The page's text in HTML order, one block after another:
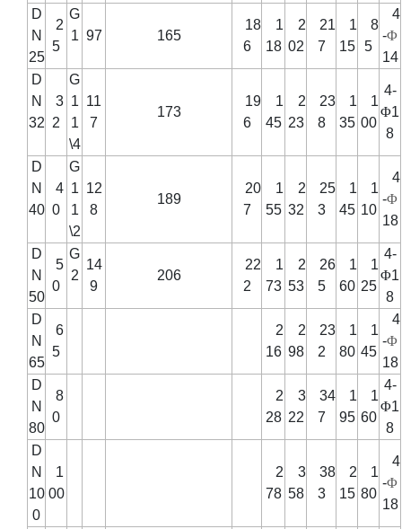
D
N
25
2
5
G
1 97 165
18
6
1
18
2
02
21
7
1
15
8
5
4
-Φ
14
D
N
32
3
2
G
1
1
\4
11
7
173
19
6
1
45
2
23
23
8
1
35
1
00
4-
Φ1
8
D
N
40
4
0
G
1
1
\2
12
8
189
20
7
1
55
2
32
25
3
1
45
1
10
4
-Φ
18
D
N
50
5
0
G
2
14
9
206
22
2
1
73
2
53
26
5
1
60
1
25
4-
Φ1
8
D
N
65
6
5
2
16
2
98
23
2
1
80
1
45
4
-Φ
18
D
N
80
8
0
2
28
3
22
34
7
1
95
1
60
4-
Φ1
8
D
N
10
0
1
00
2
78
3
58
38
3
2
15
1
80
4
-Φ
18